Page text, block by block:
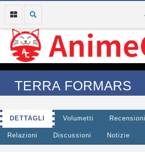
TERRA FORMARS
DETTAGLI Volumetti Recensioni
Relazioni Discussioni Notizie